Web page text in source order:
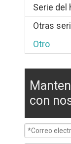
Serie del
Otras
Otro
con